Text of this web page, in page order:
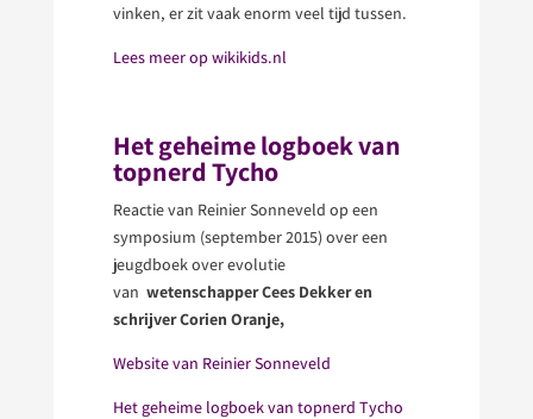
vinken, er zit vaak enorm veel tijd tussen.
Lees meer op wikikids.nl
Het geheime logboek van
topnerd Tycho
Reactie van Reinier Sonneveld op een
symposium (september 2015) over een
jeugdboek over evolutie
van wetenschapper Cees Dekker en
schrijver Corien Oranje,
Website van Reinier Sonneveld
Het geheime logboek van topnerd Tycho